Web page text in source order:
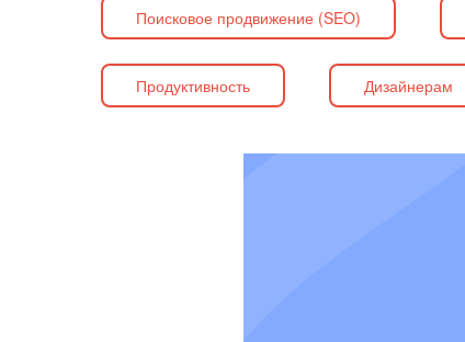
Поисковое продвижение (SEO)
Продуктивность Дизайнерам